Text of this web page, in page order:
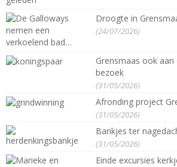
Droogte in
(24/07/2026)
Grensmaas ook
bezoek
(31/05/2026)
Afronding project
(31/05/2026)
Bankjes ter
(31/05/2026)
Einde excursies